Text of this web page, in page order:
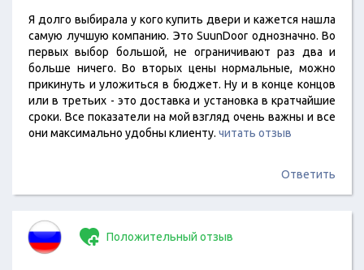
Я долго выбирала у кого купить двери и кажется нашла
самую лучшую компанию. Это SuunDoor однозначно. Во
первых выбор большой, не ограничивают раз два и
больше ничего. Во вторых цены нормальные, можно
прикинуть и уложиться в бюджет. Ну и в конце концов
или в третьих - это доставка и установка в кратчайшие
сроки. Все показатели на мой взгляд очень важны и все
они максимально удобны клиенту. читать отзыв
Ответить
Положительный отзыв